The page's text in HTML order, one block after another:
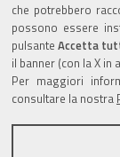
che potrebbero
possono essere
pulsanteAccetta
il banner (con la X
Per maggiori
consultare la nostra
personali
finalità:
Per
informiamo
verificare il
Note legali e
Privacy e
Gestisci i